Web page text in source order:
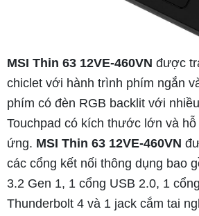
MSI Thin 63 12VE-460VN được
chiclet với hành trình phím ngắn
phím có đèn RGB backlit với
Touchpad có kích thước lớn và
ứng. MSI Thin 63 12VE-460VN
các cổng kết nối thông dụng bao
3.2 Gen 1, 1 cổng USB 2.0, 1
Thunderbolt 4 và 1 jack cắm tai